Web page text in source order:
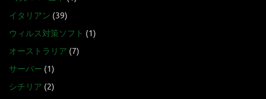
イタリアン (39)
ウィルス対策ソフト (1)
オーストラリア (7)
サーバー (1)
シチリア (2)